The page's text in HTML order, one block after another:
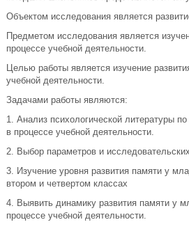
Объектом исследования является
Предметом исследования является
процессе учебной деятельности.
Целью работы является изучение
учебной деятельности.
Задачами работы являются:
1. Анализ психологической литературы
в процессе учебной деятельности.
2. Выбор параметров и
3. Изучение уровня развития памяти у
втором и четвертом классах
4. Выявить динамику развития памяти у
процессе учебной деятельности.